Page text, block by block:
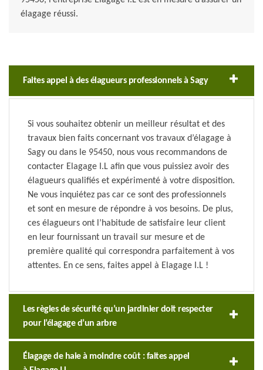
élagage réussi.
Faites appel à des élagueurs professionnels à Sagy
Si vous souhaitez obtenir un meilleur résultat et des
travaux bien faits concernant vos travaux d’élagage à
Sagy ou dans le 95450, nous vous recommandons de
contacter Elagage I.L afin que vous puissiez avoir des
élagueurs qualifiés et expérimenté à votre disposition.
Ne vous inquiétez pas car ce sont des professionnels
et sont en mesure de répondre à vos besoins. De plus,
ces élagueurs ont l’habitude de satisfaire leur client
en leur fournissant un travail sur mesure et de
première qualité qui correspondra parfaitement à vos
attentes. En ce sens, faites appel à Elagage I.L !
Les règles de sécurité qu’un jardinier doit respecter
pour l’élagage d’un arbre
Élagage de haie à moindre coût : faites appel